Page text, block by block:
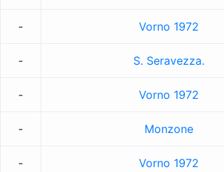
- Vorno 1972
- S. Seravezza.
- Vorno 1972
- Monzone
- Vorno 1972